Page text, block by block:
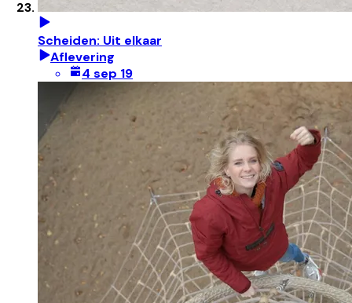
Scheiden: Uit elkaar
Aflevering
4 sep 19